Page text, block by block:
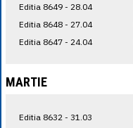
Editia 8649 - 28.04
Editia 8648 - 27.04
Editia 8647 - 24.04
MARTIE
Editia 8632 - 31.03